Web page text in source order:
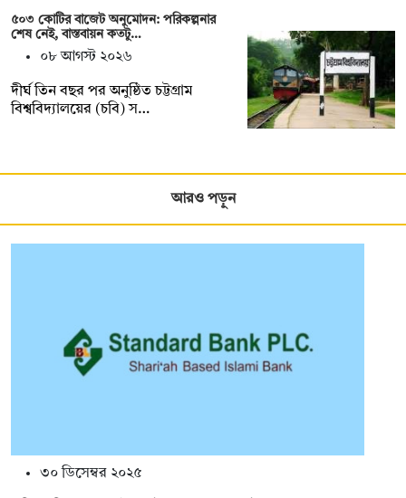
৫০৩ কোটির বাজেট অনুমোদন: পরিকল্পনার
শেষ নেই, বাস্তবায়ন কতটু…
০৮ আগস্ট ২০২৬
দীর্ঘ তিন বছর পর অনুষ্ঠিত চট্টগ্রাম
বিশ্ববিদ্যালয়ের (চবি) স…
আরও পড়ুন
৩০ ডিসেম্বর ২০২৫